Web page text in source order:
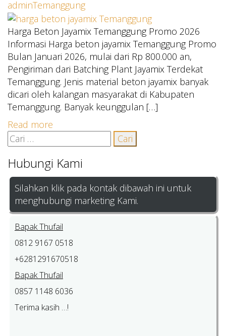
adminTemanggung
Harga Beton Jayamix Temanggung Promo 2026
Informasi Harga beton jayamix Temanggung Promo
Bulan Januari 2026, mulai dari Rp 800.000 an,
Pengiriman dari Batching Plant Jayamix Terdekat
Temanggung. Jenis material beton jayamix banyak
dicari oleh kalangan masyarakat di Kabupaten
Temanggung. Banyak keunggulan […]
Read more
Cari
untuk:
Hubungi Kami
Silahkan klik pada kontak dibawah ini untuk
menghubungi marketing Kami.
Bapak Thufail
0812 9167 0518
+6281291670518
Bapak Thufail
0857 1148 6036
Terima kasih …!